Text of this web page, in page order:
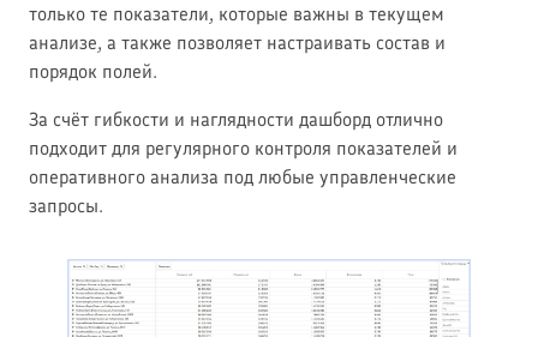
только те показатели, которые важны в текущем
анализе, а также позволяет настраивать состав и
порядок полей.
За счёт гибкости и наглядности дашборд отлично
подходит для регулярного контроля показателей и
оперативного анализа под любые управленческие
запросы.